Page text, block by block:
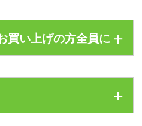
しく分かりやすく伝えられ
買い上げの方全員に
運動…寒い季節に飼い主さ
ことのフレーズをピックア